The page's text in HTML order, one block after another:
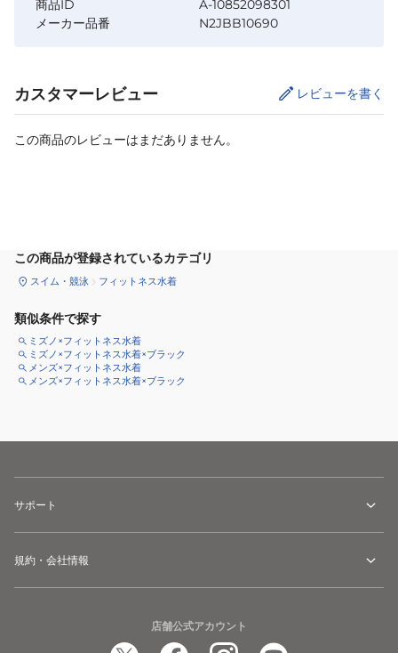
商品ID
A-10852098301
メーカー品番
N2JBB10690
カスタマーレビュー レビューを書く
この商品のレビューはまだありません。
この商品が登録されているカテゴリ
スイム・競泳 フィットネス水着
類似条件で探す
ミズノ×フィットネス水着
ミズノ×フィットネス水着×ブラック
メンズ×フィットネス水着
メンズ×フィットネス水着×ブラック
サポート
規約・会社情報
店舗公式アカウント